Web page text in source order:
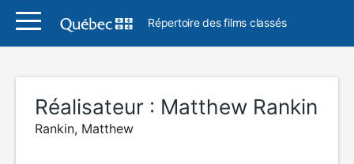
Répertoire des films classés
Réalisateur : Matthew Rankin
Rankin, Matthew